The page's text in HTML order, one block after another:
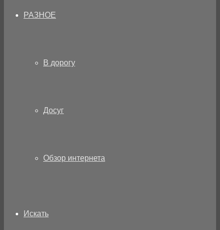
РАЗНОЕ
В дорогу
Досуг
Обзор интернета
Искать